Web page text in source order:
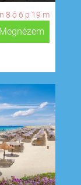
n 8 ó 6 p 18 m
Megnézem